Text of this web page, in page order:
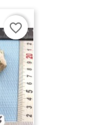
favorite_border